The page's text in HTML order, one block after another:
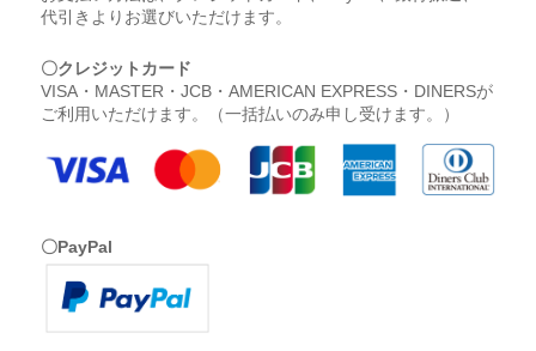
代引きよりお選びいただけます。
〇クレジットカード
VISA・MASTER・JCB・AMERICAN EXPRESS・DINERSが
ご利用いただけます。（一括払いのみ申し受けます。）
〇PayPal